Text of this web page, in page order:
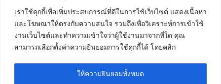
เราใช้คุกกี้เพื่อเพิ่มประสบการณ์ที่ดีในการใช้เว็บไซต์ แสดงเนื้อหา
และโฆษณาให้ตรงกับความสนใจ รวมถึงเพื่อวิเคราะห์การเข้าใช้
งานเว็บไซต์และทำความเข้าใจว่าผู้ใช้งานมาจากที่ใด คุณ
สามารถเลือกตั้งค่าความยินยอมการใช้คุกกี้ได้ โดยคลิก
ให้ความยินยอมทั้งหมด
ติดต่อเรา
บริษัท เน็ทฟิวชั่น คอมมิวนิเคชั่น จำกัด 420/94 ถนน
นัมเบอร์วัน-ราม 2 แขวงดอกไม้, เขตประเวศ
กรุงเทพมหานคร 10250